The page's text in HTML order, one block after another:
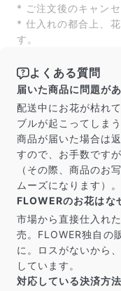
よくある質問
Q. 毎月自動でお花
きな時に好きな花を
ただいま沖縄・離島
ん。ご了承ください。
Q. 配送日時は指定
お花をベストなタイ
指定はできません。
マトのアプリから変
Q. 注文後にキャン
ご注文後一定時間内
* ご注文後のキャンセ
* 仕入れの都合上、
す。
よくある質問
届いた商品に問題が
配送中にお花が枯れ
ブルが起こってしま
商品が届いた場合は
すので、お手数です
（その際、商品のお
ムーズになります）。
FLOWERのお花はな
市場から直接仕入れ
売。FLOWER独自の
に。ロスがないから
しています。
対応している決済方